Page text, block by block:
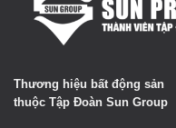
Thương hiệu bất động sản
thuộc Tập Đoàn Sun Group